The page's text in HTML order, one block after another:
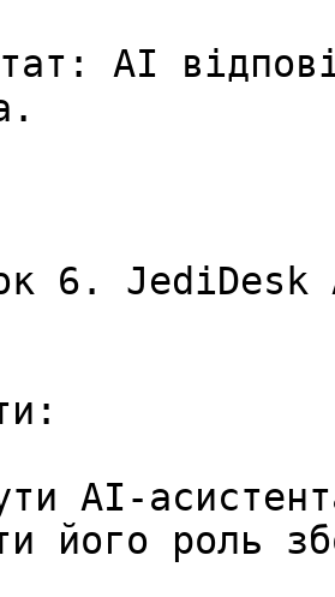
AI
6. JediDesk
AI-
його роль